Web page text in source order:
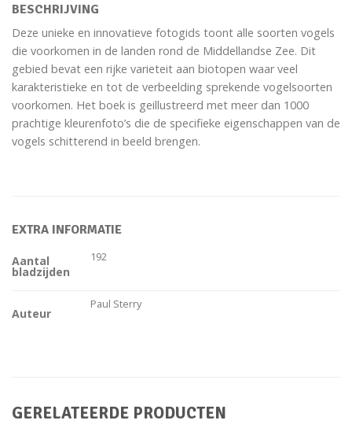
BESCHRIJVING
Deze unieke en innovatieve fotogids toont alle soorten vogels
die voorkomen in de landen rond de Middellandse Zee. Dit
gebied bevat een rijke varieteit aan biotopen waar veel
karakteristieke en tot de verbeelding sprekende vogelsoorten
voorkomen. Het boek is geillustreerd met meer dan 1000
prachtige kleurenfoto’s die de specifieke eigenschappen van de
vogels schitterend in beeld brengen.
EXTRA INFORMATIE
Aantal
bladzijden
192
Auteur
Paul Sterry
GERELATEERDE PRODUCTEN